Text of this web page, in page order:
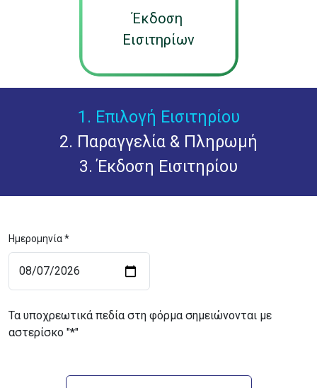
Έκδοση
Εισιτηρίων
1. Επιλογή Εισιτηρίου
2. Παραγγελία & Πληρωμή
3. Έκδοση Εισιτηρίου
Ημερομηνία *
Τα υποχρεωτικά πεδία στη φόρμα σημειώνονται με
αστερίσκο "*"